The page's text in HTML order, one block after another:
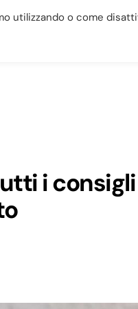
Vista e
i consigli
utilizzando o come